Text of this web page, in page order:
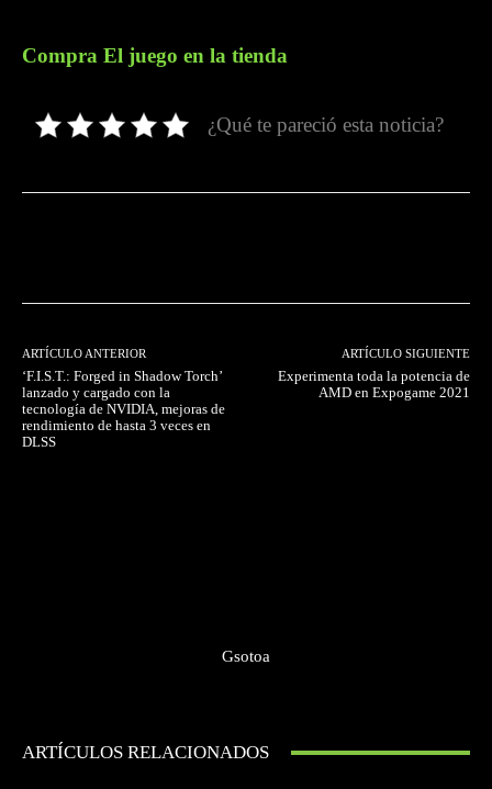
Compra El juego en la tienda
¿Qué te pareció esta noticia?
ARTÍCULO ANTERIOR
‘F.I.S.T.: Forged in Shadow Torch’
lanzado y cargado con la
tecnología de NVIDIA, mejoras de
rendimiento de hasta 3 veces en
DLSS
ARTÍCULO SIGUIENTE
Experimenta toda la potencia de
AMD en Expogame 2021
Gsotoa
ARTÍCULOS RELACIONADOS